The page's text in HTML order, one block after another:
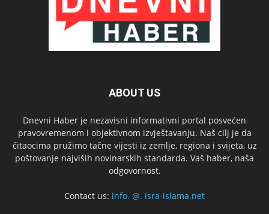
ABOUT US
Dnevni Haber je nezavisni informativni portal posvećen
pravovremenom i objektivnom izvještavanju. Naš cilj je da
čitaocima pružimo tačne vijesti iz zemlje, regiona i svijeta, uz
poštovanje najviših novinarskih standarda. Vaš haber, naša
odgovornost.
Contact us: info. @. isra-islama.net